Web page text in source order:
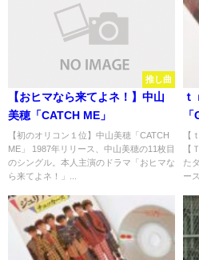
推し曲
【おヒマなら来てよネ！】中山
美穂「CATCH ME」
【初のオリコン１位】中山美穂「CATCH
ME」 1987年リリース、中山美穂の11枚目
のシングル。本人主演のドラマ「おヒマな
ら来てよネ！」...
ｔ
【
【
た
ー